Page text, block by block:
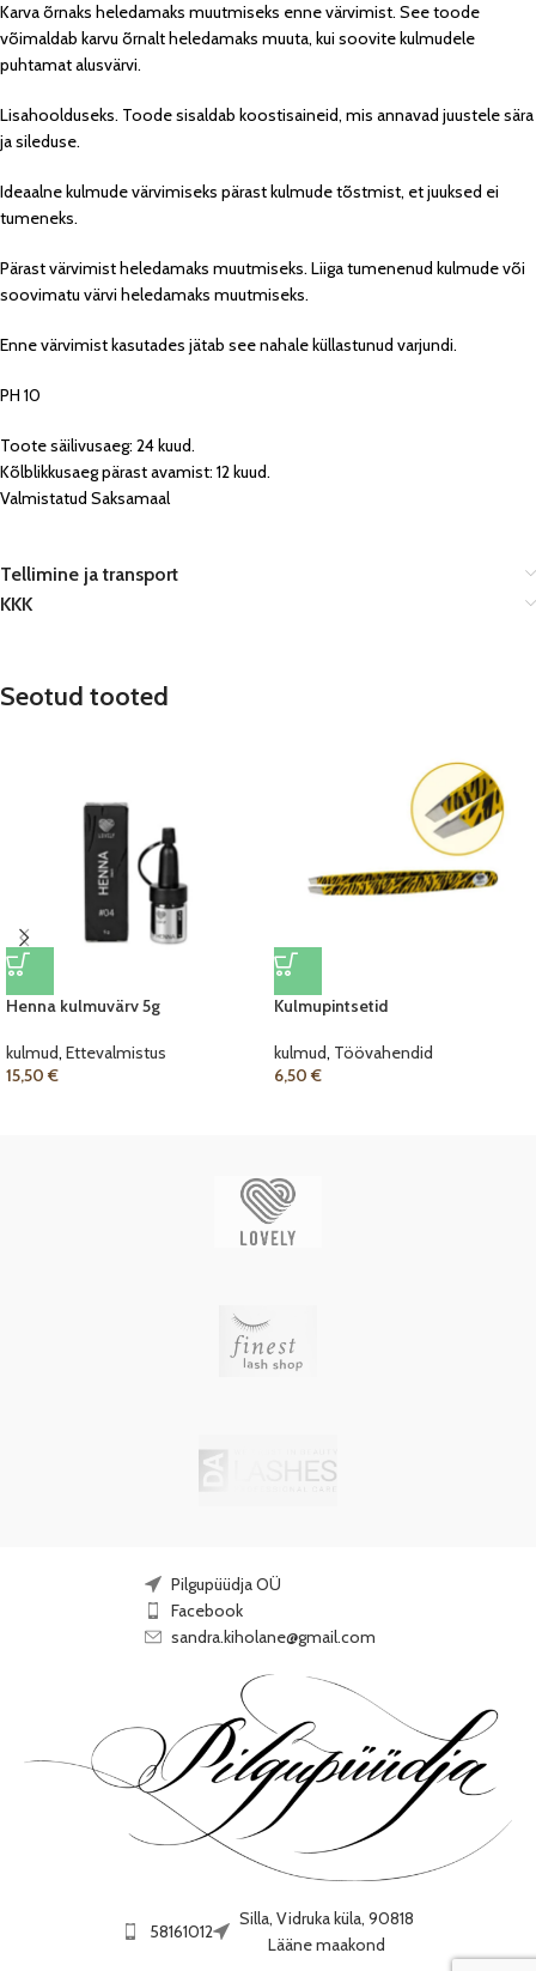
Karva õrnaks heledamaks muutmiseks enne värvimist. See toode
võimaldab karvu õrnalt heledamaks muuta, kui soovite kulmudele
puhtamat alusvärvi.
Lisahoolduseks. Toode sisaldab koostisaineid, mis annavad juustele sära
ja sileduse.
Ideaalne kulmude värvimiseks pärast kulmude tõstmist, et juuksed ei
tumeneks.
Pärast värvimist heledamaks muutmiseks. Liiga tumenenud kulmude või
soovimatu värvi heledamaks muutmiseks.
Enne värvimist kasutades jätab see nahale küllastunud varjundi.
PH 10
Toote säilivusaeg: 24 kuud.
Kõlblikkusaeg pärast avamist: 12 kuud.
Valmistatud Saksamaal
Tellimine ja transport
KKK
Seotud tooted
Henna kulmuvärv 5g
kulmud, Ettevalmistus
15,50 €
Kulmupintsetid
kulmud, Töövahendid
6,50 €
Pilgupüüdja OÜ
Facebook
sandra.kiholane@gmail.com
58161012
Silla, Vidruka küla, 90818
Lääne maakond